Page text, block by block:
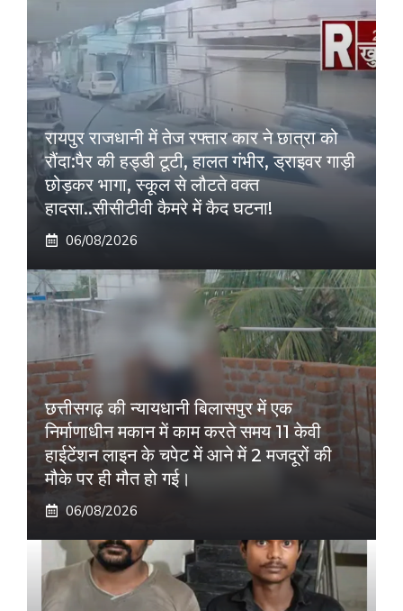
रायपुर राजधानी में तेज रफ्तार कार ने छात्रा को
रौंदा:पैर की हड्डी टूटी, हालत गंभीर, ड्राइवर गाड़ी
छोड़कर भागा, स्कूल से लौटते वक्त
हादसा..सीसीटीवी कैमरे में कैद घटना!
06/08/2026
छत्तीसगढ़ की न्यायधानी बिलासपुर में एक
निर्माणाधीन मकान में काम करते समय 11 केवी
हाईटेंशन लाइन के चपेट में आने में 2 मजदूरों की
मौके पर ही मौत हो गई।
06/08/2026